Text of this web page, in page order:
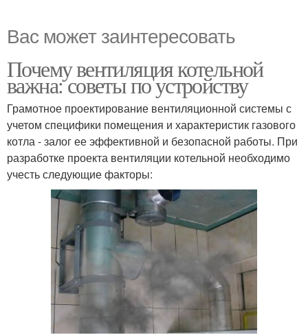
Вас может заинтересовать
Почему вентиляция котельной
важна: советы по устройству
Грамотное проектирование вентиляционной системы с
учетом специфики помещения и характеристик газового
котла - залог ее эффективной и безопасной работы. При
разработке проекта вентиляции котельной необходимо
учесть следующие факторы: